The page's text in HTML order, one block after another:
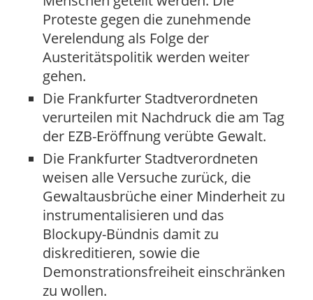
Proteste gegen die zunehmende
Verelendung als Folge der
Austeritätspolitik werden weiter
gehen.
Die Frankfurter Stadtverordneten
verurteilen mit Nachdruck die am Tag
der EZB-Eröffnung verübte Gewalt.
Die Frankfurter Stadtverordneten
weisen alle Versuche zurück, die
Gewaltausbrüche einer Minderheit zu
instrumentalisieren und das
Blockupy-Bündnis damit zu
diskreditieren, sowie die
Demonstrationsfreiheit einschränken
zu wollen.